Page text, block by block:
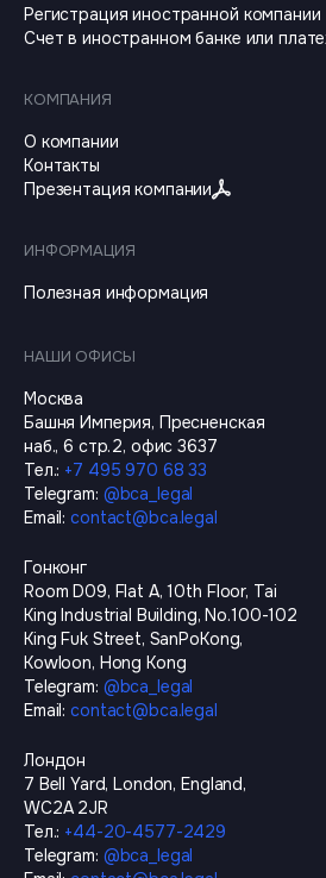
Регистрация иностранной компании
Счет в иностранном банке или
КОМПАНИЯ
О компании
Контакты
Презентация компании
ИНФОРМАЦИЯ
Полезная информация
НАШИ ОФИСЫ
Москва
Башня Империя, Пресненская
наб., 6 стр.2, офис 3637
Тел.: +7 495 970 68 33
Telegram: @bca_legal
Email: contact@bca.legal
Гонконг
Room D09, Flat A, 10th Floor, Tai
King Industrial Building, No.100-102
King Fuk Street, SanPoKong,
Kowloon, Hong Kong
Telegram: @bca_legal
Email: contact@bca.legal
Лондон
7 Bell Yard, London, England,
WC2A 2JR
Тел.: +44-20-4577-2429
Telegram: @bca_legal